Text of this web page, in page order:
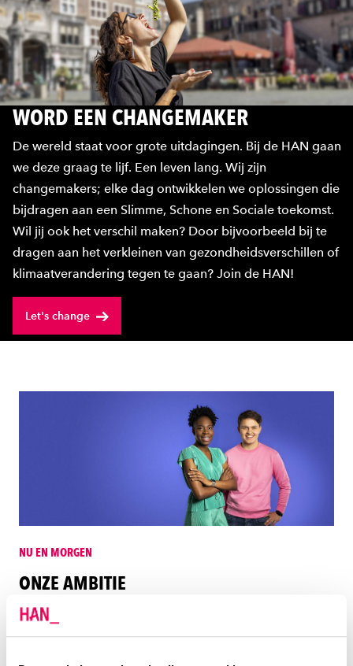
WORD EEN CHANGEMAKER
De wereld staat voor grote uitdagingen. Bij de HAN gaan
we deze graag te lijf. Een leven lang. Wij zijn
changemakers; elke dag ontwikkelen we oplossingen die
bijdragen aan een Slimme, Schone en Sociale toekomst.
Wil jij ook het verschil maken? Door bijvoorbeeld bij te
dragen aan het verkleinen van gezondheidsverschillen of
klimaatverandering tegen te gaan? Join de HAN!
Let's change
NU EN MORGEN
ONZE AMBITIE
Wat willen wij in de periode 2022-2028 bereiken?
Onze ambities staan in het nieuwe koersbeeld: 'Voor